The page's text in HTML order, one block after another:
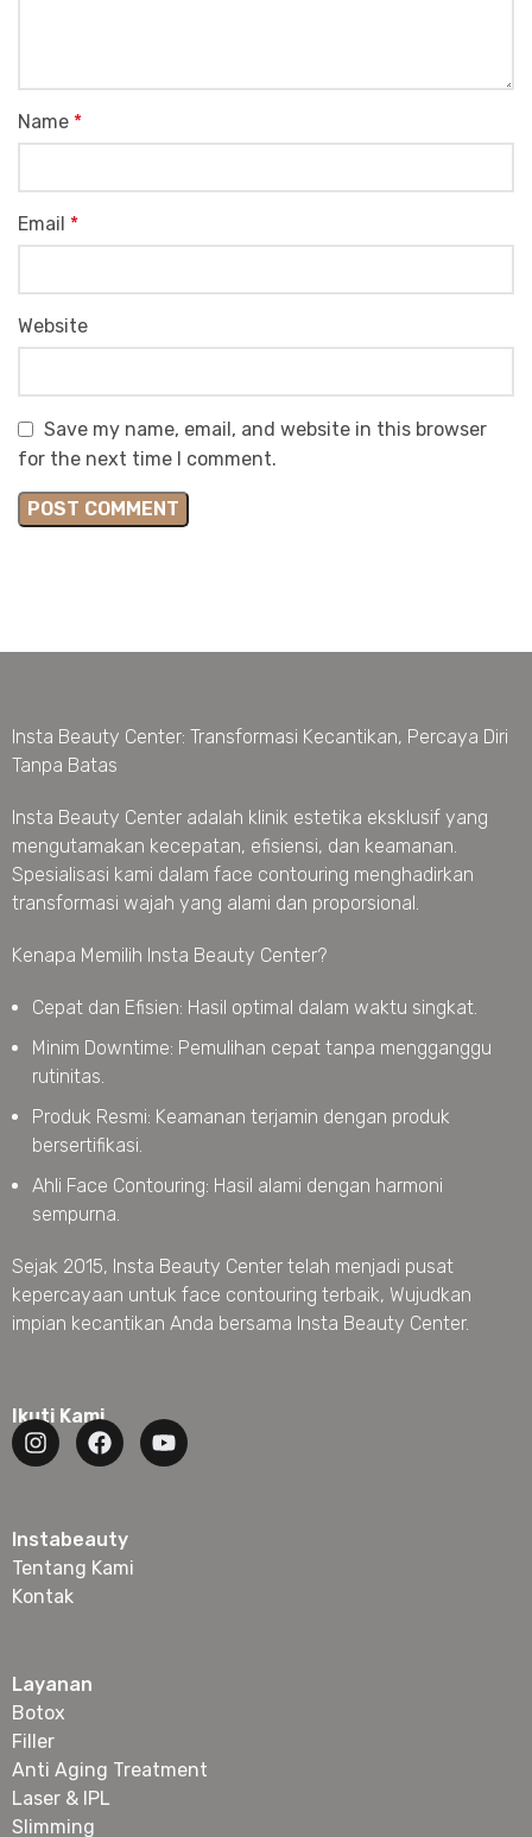
Name *
Email *
Website
Save my name, email, and website in this browser
for the next time I comment.
Insta Beauty Center: Transformasi Kecantikan, Percaya Diri
Tanpa Batas
Insta Beauty Center adalah klinik estetika eksklusif yang
mengutamakan kecepatan, efisiensi, dan keamanan.
Spesialisasi kami dalam face contouring menghadirkan
transformasi wajah yang alami dan proporsional.
Kenapa Memilih Insta Beauty Center?
Cepat dan Efisien: Hasil optimal dalam waktu singkat.
Minim Downtime: Pemulihan cepat tanpa mengganggu
rutinitas.
Produk Resmi: Keamanan terjamin dengan produk
bersertifikasi.
Ahli Face Contouring: Hasil alami dengan harmoni
sempurna.
Sejak 2015, Insta Beauty Center telah menjadi pusat
kepercayaan untuk face contouring terbaik, Wujudkan
impian kecantikan Anda bersama Insta Beauty Center.
Ikuti Kami
Instabeauty
Tentang Kami
Kontak
Layanan
Botox
Filler
Anti Aging Treatment
Laser & IPL
Slimming